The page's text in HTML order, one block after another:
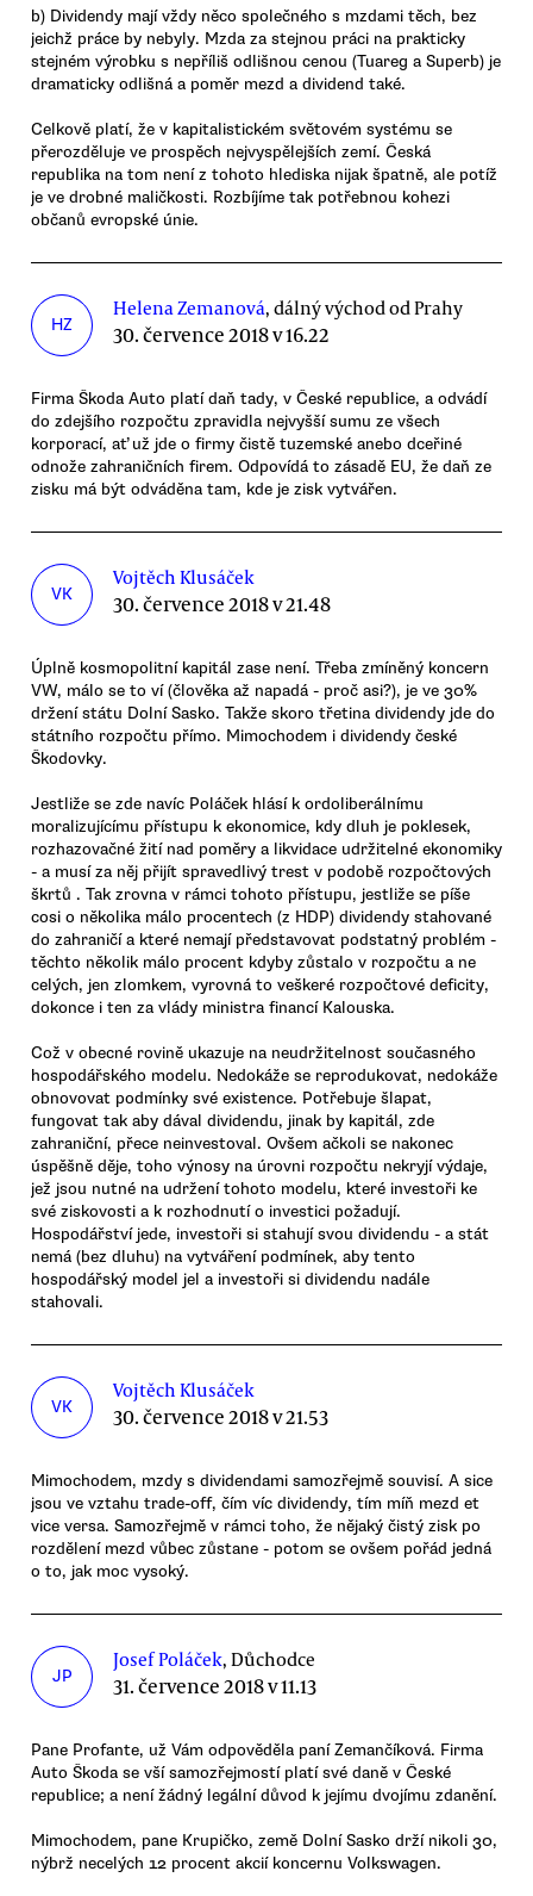
b) Dividendy mají vždy něco společného s mzdami těch, bez
jeichž práce by nebyly. Mzda za stejnou práci na prakticky
stejném výrobku s nepříliš odlišnou cenou (Tuareg a Superb) je
dramaticky odlišná a poměr mezd a dividend také.
Celkově platí, že v kapitalistickém světovém systému se
přerozděluje ve prospěch nejvyspělejších zemí. Česká
republika na tom není z tohoto hlediska nijak špatně, ale potíž
je ve drobné maličkosti. Rozbíjíme tak potřebnou kohezi
občanů evropské únie.
HZ
Helena Zemanová, dálný východ od Prahy
30. července 2018 v 16.22
Firma Škoda Auto platí daň tady, v České republice, a odvádí
do zdejšího rozpočtu zpravidla nejvyšší sumu ze všech
korporací, ať už jde o firmy čistě tuzemské anebo dceřiné
odnože zahraničních firem. Odpovídá to zásadě EU, že daň ze
zisku má být odváděna tam, kde je zisk vytvářen.
VK
Vojtěch Klusáček
30. července 2018 v 21.48
Úplně kosmopolitní kapitál zase není. Třeba zmíněný koncern
VW, málo se to ví (člověka až napadá - proč asi?), je ve 30%
držení státu Dolní Sasko. Takže skoro třetina dividendy jde do
státního rozpočtu přímo. Mimochodem i dividendy české
Škodovky.
Jestliže se zde navíc Poláček hlásí k ordoliberálnímu
moralizujícímu přístupu k ekonomice, kdy dluh je poklesek,
rozhazovačné žití nad poměry a likvidace udržitelné ekonomiky
- a musí za něj přijít spravedlivý trest v podobě rozpočtových
škrtů . Tak zrovna v rámci tohoto přístupu, jestliže se píše
cosi o několika málo procentech (z HDP) dividendy stahované
do zahraničí a které nemají představovat podstatný problém -
těchto několik málo procent kdyby zůstalo v rozpočtu a ne
celých, jen zlomkem, vyrovná to veškeré rozpočtové deficity,
dokonce i ten za vlády ministra financí Kalouska.
Což v obecné rovině ukazuje na neudržitelnost současného
hospodářského modelu. Nedokáže se reprodukovat, nedokáže
obnovovat podmínky své existence. Potřebuje šlapat,
fungovat tak aby dával dividendu, jinak by kapitál, zde
zahraniční, přece neinvestoval. Ovšem ačkoli se nakonec
úspěšně děje, toho výnosy na úrovni rozpočtu nekryjí výdaje,
jež jsou nutné na udržení tohoto modelu, které investoři ke
své ziskovosti a k rozhodnutí o investici požadují.
Hospodářství jede, investoři si stahují svou dividendu - a stát
nemá (bez dluhu) na vytváření podmínek, aby tento
hospodářský model jel a investoři si dividendu nadále
stahovali.
VK
Vojtěch Klusáček
30. července 2018 v 21.53
Mimochodem, mzdy s dividendami samozřejmě souvisí. A sice
jsou ve vztahu trade-off, čím víc dividendy, tím míň mezd et
vice versa. Samozřejmě v rámci toho, že nějaký čistý zisk po
rozdělení mezd vůbec zůstane - potom se ovšem pořád jedná
o to, jak moc vysoký.
JP
Josef Poláček, Důchodce
31. července 2018 v 11.13
Pane Profante, už Vám odpověděla paní Zemančíková. Firma
Auto Škoda se vší samozřejmostí platí své daně v České
republice; a není žádný legální důvod k jejímu dvojímu zdanění.
Mimochodem, pane Krupičko, země Dolní Sasko drží nikoli 30,
nýbrž necelých 12 procent akcií koncernu Volkswagen.